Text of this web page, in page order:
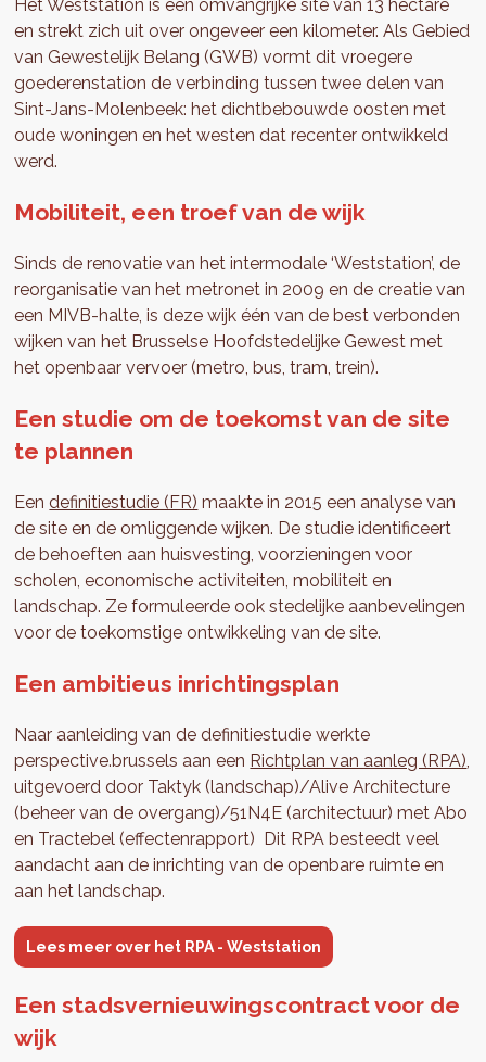
Het Weststation is een omvangrijke site van 13 hectare
en strekt zich uit over ongeveer een kilometer. Als Gebied
van Gewestelijk Belang (GWB) vormt dit vroegere
goederenstation de verbinding tussen twee delen van
Sint-Jans-Molenbeek: het dichtbebouwde oosten met
oude woningen en het westen dat recenter ontwikkeld
werd.
Mobiliteit, een troef van de wijk
Sinds de renovatie van het intermodale ‘Weststation’, de
reorganisatie van het metronet in 2009 en de creatie van
een MIVB-halte, is deze wijk één van de best verbonden
wijken van het Brusselse Hoofdstedelijke Gewest met
het openbaar vervoer (metro, bus, tram, trein).
Een studie om de toekomst van de site
te plannen
Eendefinitiestudie (FR) maakte in 2015 een analyse van
de site en de omliggende wijken. De studie identificeert
de behoeften aan huisvesting, voorzieningen voor
scholen, economische activiteiten, mobiliteit en
landschap. Ze formuleerde ook stedelijke aanbevelingen
voor de toekomstige ontwikkeling van de site.
Een ambitieus inrichtingsplan
Naar aanleiding van de definitiestudie werkte
perspective.brussels aan een Richtplan van aanleg (RPA),
uitgevoerd door Taktyk (landschap)/Alive Architecture
(beheer van de overgang)/51N4E (architectuur) met Abo
en Tractebel (effectenrapport) Dit RPA besteedt veel
aandacht aan de inrichting van de openbare ruimte en
aan het landschap.
Lees meer over het RPA - Weststation
Een stadsvernieuwingscontract voor de
wijk